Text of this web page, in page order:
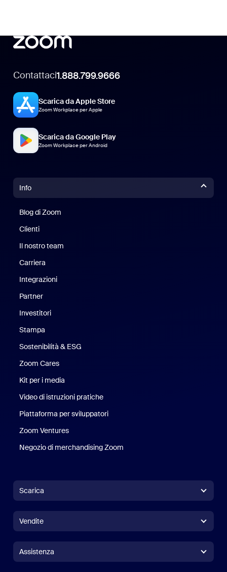
Contattaci1.888.799.9666
Scarica da Apple Store
Zoom Workplace per Apple
Scarica da Google Play
Zoom Workplace per Android
Info
Blog di Zoom
Clienti
Il nostro team
Carriera
Integrazioni
Partner
Investitori
Stampa
Sostenibilità & ESG
Zoom Cares
Kit per i media
Video di istruzioni pratiche
Piattaforma per sviluppatori
Zoom Ventures
Negozio di merchandising Zoom
Scarica
App Zoom RoomsApp Zoom Rooms
Controller per Zoom Rooms
Vendite
Contatta il reparto vendite
Assistenza
Assistenza